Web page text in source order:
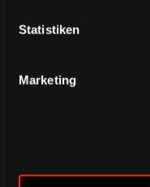
Statistiken
Marketing